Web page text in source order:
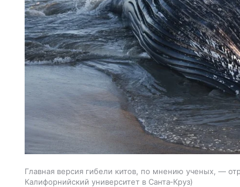
Главная версия гибели китов, по мнению ученых, —
Калифорнийский университет в Санта‑Круз